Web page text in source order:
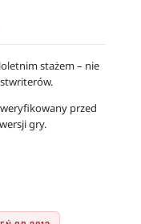
stażem – nie
przed
gry.